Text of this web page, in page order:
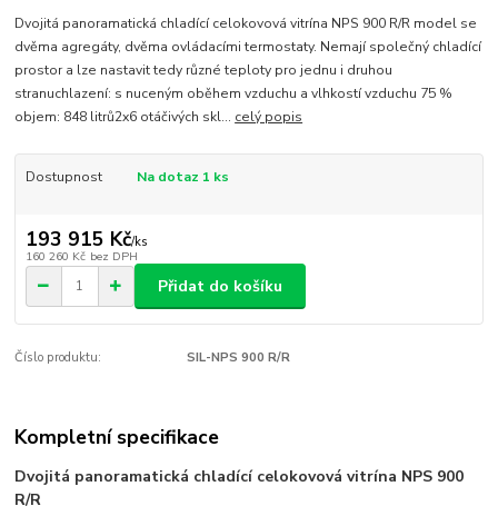
Dvojitá panoramatická chladící celokovová vitrína NPS 900 R/R model se
dvěma agregáty, dvěma ovládacími termostaty. Nemají společný chladící
prostor a lze nastavit tedy různé teploty pro jednu i druhou
stranuchlazení: s nuceným oběhem vzduchu a vlhkostí vzduchu 75 %
objem: 848 litrů2x6 otáčivých skl... celý popis
Dostupnost Na dotaz 1 ks
193 915 Kč/ks
160 260 Kč bez DPH
Přidat do košíku
Číslo produktu: SIL-NPS 900 R/R
Kompletní specifikace
Dvojitá panoramatická chladící celokovová vitrína NPS 900
R/R